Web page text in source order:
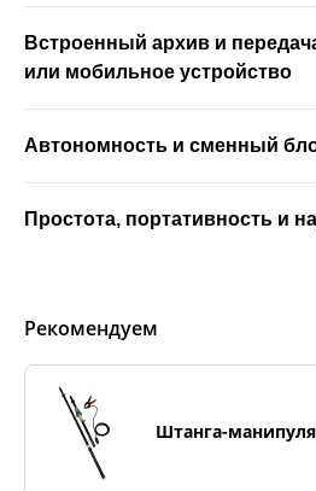
Встроенный архив и
или мобильное устройство
Автономность и сменный
Простота, портативность и
Рекомендуем
Штанга-